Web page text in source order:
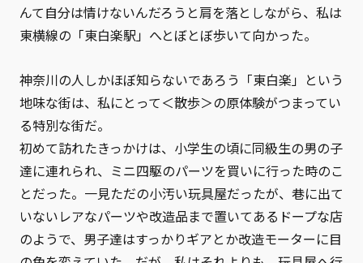
んて自分は情けないんだろうと肩を落としながら、私は
東横線の「東白楽駅」へとぼとぼ歩いて向かった。
神奈川の人しかほぼ知らないであろう「東白楽」という
地味な街は、私にとって＜散歩＞の原体験がつまってい
る特別な街だ。
初めて訪れたきっかけは、小学生の頃に同級生の男の子
達に連れられ、ミニ四駆のパーツを買いに行った時のこ
とだった。一見ただの小汚い玩具屋だったが、巷に出て
いないレアなパーツや改造品まで置いてあるドープな店
のようで、男子達はすっかりギアとか改造モーターに目